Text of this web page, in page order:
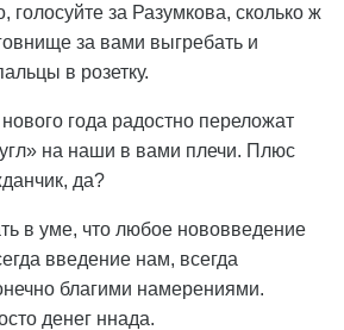
голосуйте за Разумкова, сколько ж
за вами выгребать и
в розетку.
года радостно переложат
на наши в вами плечи. Плюс
да?
в уме, что любое нововведение
введение нам, всегда
благими намерениями.
денег ннада.